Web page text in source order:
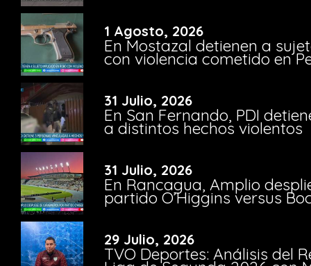
1 Agosto, 2026
En Mostazal detienen a
con violencia cometido en
31 Julio, 2026
En San Fernando, PDI
a distintos hechos violentos
31 Julio, 2026
En Rancagua, Amplio
partido O’Higgins versus
29 Julio, 2026
TVO Deportes: Análisis del